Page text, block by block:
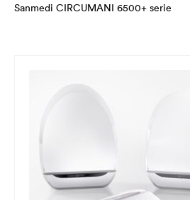
Sanmedi CIRCUMANI 6500+ serie